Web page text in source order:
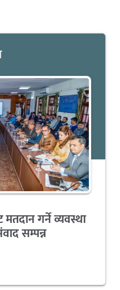
मतदान गर्ने व्यवस्था
सम्पन्न